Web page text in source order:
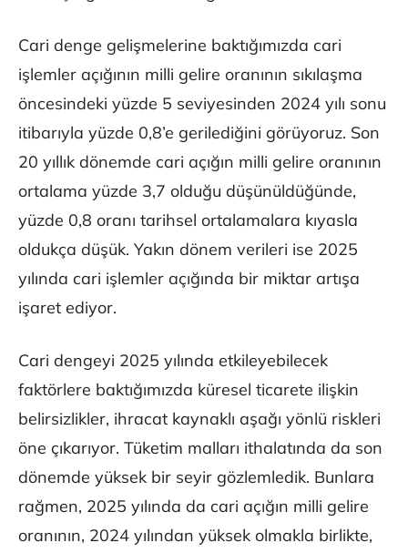
Cari denge gelişmelerine baktığımızda cari
işlemler açığının milli gelire oranının sıkılaşma
öncesindeki yüzde 5 seviyesinden 2024 yılı sonu
itibarıyla yüzde 0,8’e gerilediğini görüyoruz. Son
20 yıllık dönemde cari açığın milli gelire oranının
ortalama yüzde 3,7 olduğu düşünüldüğünde,
yüzde 0,8 oranı tarihsel ortalamalara kıyasla
oldukça düşük. Yakın dönem verileri ise 2025
yılında cari işlemler açığında bir miktar artışa
işaret ediyor.
Cari dengeyi 2025 yılında etkileyebilecek
faktörlere baktığımızda küresel ticarete ilişkin
belirsizlikler, ihracat kaynaklı aşağı yönlü riskleri
öne çıkarıyor. Tüketim malları ithalatında da son
dönemde yüksek bir seyir gözlemledik. Bunlara
rağmen, 2025 yılında da cari açığın milli gelire
oranının, 2024 yılından yüksek olmakla birlikte,